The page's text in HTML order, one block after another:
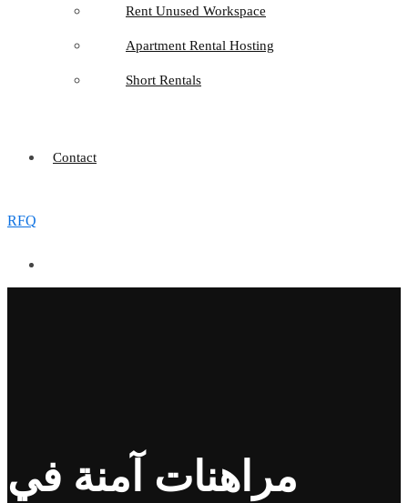
Rent Unused Workspace
Apartment Rental Hosting
Short Rentals
Contact
RFQ
مراهنات آمنة في